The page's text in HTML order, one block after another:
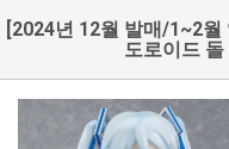
[2024년 12월 발매/1~2
도로이드